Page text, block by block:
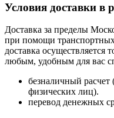
Условия доставки в
Доставка за пределы
при помощи
доставка осуществляется
любым, удобным для вас
безналичный
физических лиц).
перевод денежных